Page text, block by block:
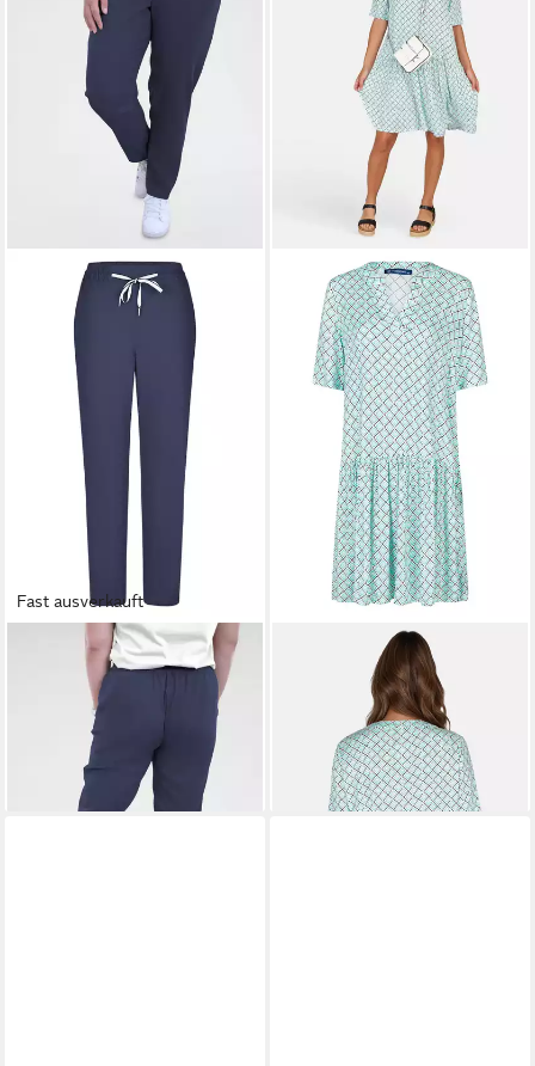
Fast ausverkauft
NAVIGAZIONEStoffhose
Damen Leinenhose
UVP
NAVIGAZIONE
A-Linien-Kleid
(1-tlg) Graphischer Druck
UVP59,95 €